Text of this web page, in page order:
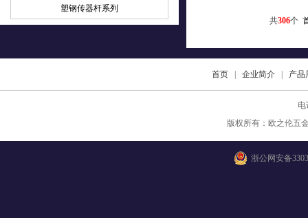
塑钢传器杆系列
共306个
首页 企业简介 产品
电
版权所有：欧之伦五
浙公网安备